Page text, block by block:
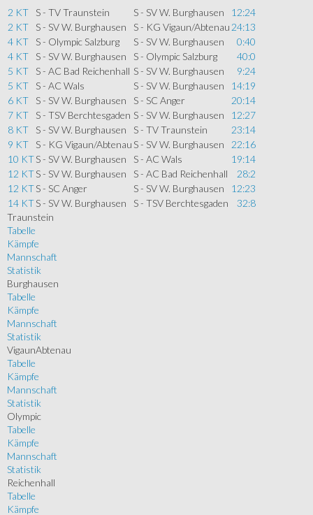
2 KT S - TV Traunstein S - SV W. Burghausen
12:24
2 KT
S - SV W. Burghausen S - KG Vigaun/Abtenau 24:13
4 KT
S - Olympic Salzburg S - SV W. Burghausen
0:40
4 KT
S - SV W. Burghausen S - Olympic Salzburg
40:0
5 KT
S - AC Bad Reichenhall S - SV W. Burghausen
9:24
5 KT
S - AC Wals S - SV W. Burghausen
14:19
6 KT
S - SV W. Burghausen S - SC Anger
20:14
7 KT
S - TSV Berchtesgaden S - SV W. Burghausen
12:27
8 KT
S - SV W. Burghausen S - TV Traunstein
23:14
9 KT
S - KG Vigaun/Abtenau S - SV W. Burghausen
22:16
10 KTS - SV W. Burghausen S - AC Wals
19:14
12 KTS - SV W. Burghausen S - AC Bad Reichenhall
28:2
12 KTS - SC Anger S - SV W. Burghausen
12:23
14 KTS - SV W. Burghausen S - TSV Berchtesgaden
32:8
Traunstein
Tabelle
Kämpfe
Mannschaft
Statistik
Burghausen
Tabelle
Kämpfe
Mannschaft
Statistik
VigaunAbtenau
Tabelle
Kämpfe
Mannschaft
Statistik
Olympic
Tabelle
Kämpfe
Mannschaft
Statistik
Reichenhall
Tabelle
Kämpfe